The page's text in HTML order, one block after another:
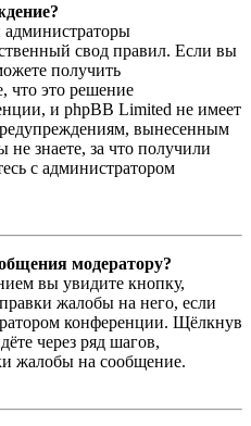
свод правил. Если вы
получить
что это решение
и phpBB Limited не имеет
вынесенным
знаете, за что получили
с администратором
модератору?
вы увидите кнопку,
жалобы на него, если
конференции. Щёлкнув
через ряд шагов,
жалобы на сообщение.